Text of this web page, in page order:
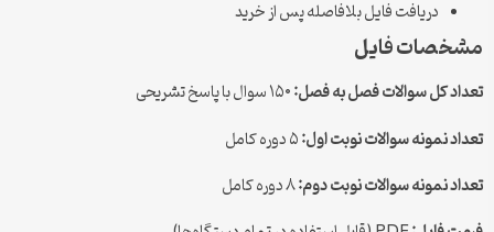
دریافت فایل بلافاصله پس از خرید
مشخصات فایل
تعداد کل سوالات فصل به فصل:
تعداد نمونه سوالات نوبت اول:
تعداد نمونه سوالات نوبت دوم: